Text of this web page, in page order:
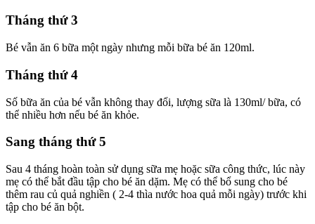
Tháng thứ 3
Bé vẫn ăn 6 bữa một ngày nhưng mỗi bữa bé ăn 120ml.
Tháng thứ 4
Số bữa ăn của bé vẫn không thay đổi, lượng sữa là 130ml/ bữa, có
thể nhiều hơn nếu bé ăn khỏe.
Sang tháng thứ 5
Sau 4 tháng hoàn toàn sử dụng sữa mẹ hoặc sữa công thức, lúc này
mẹ có thể bắt đầu tập cho bé ăn dặm. Mẹ có thể bổ sung cho bé
thêm rau củ quả nghiền ( 2-4 thìa nước hoa quả mỗi ngày) trước khi
tập cho bé ăn bột.